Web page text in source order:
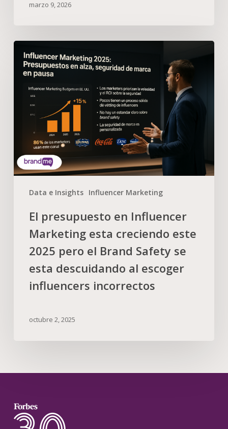
marzo 9, 2026
Data e Insights Influencer Marketing
El presupuesto en Influencer
Marketing esta creciendo este
2025 pero el Brand Safety se
esta descuidando al escoger
influencers incorrectos
octubre 2, 2025